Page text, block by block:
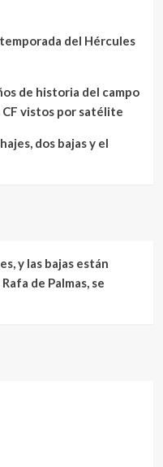
del Hércules
de historia del campo
vistos por satélite
dos bajas y el
y las bajas están
Rafa de Palmas, se